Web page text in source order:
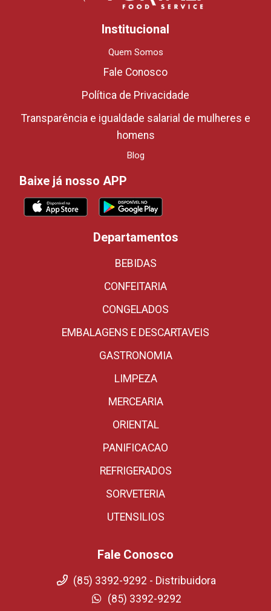
Institucional
Quem Somos
Fale Conosco
Política de Privacidade
Transparência e igualdade salarial de mulheres e
homens
Blog
Baixe já nosso APP
Departamentos
BEBIDAS
CONFEITARIA
CONGELADOS
EMBALAGENS E DESCARTAVEIS
GASTRONOMIA
LIMPEZA
MERCEARIA
ORIENTAL
PANIFICACAO
REFRIGERADOS
SORVETERIA
UTENSILIOS
Fale Conosco
(85) 3392-9292 - Distribuidora
(85) 3392-9292